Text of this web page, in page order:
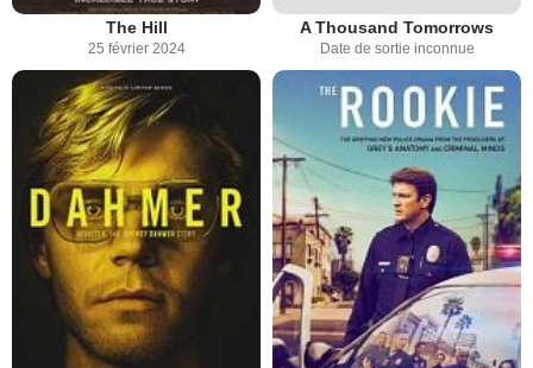
The Hill
25 février 2024
A Thousand Tomorrows
Date de sortie inconnue